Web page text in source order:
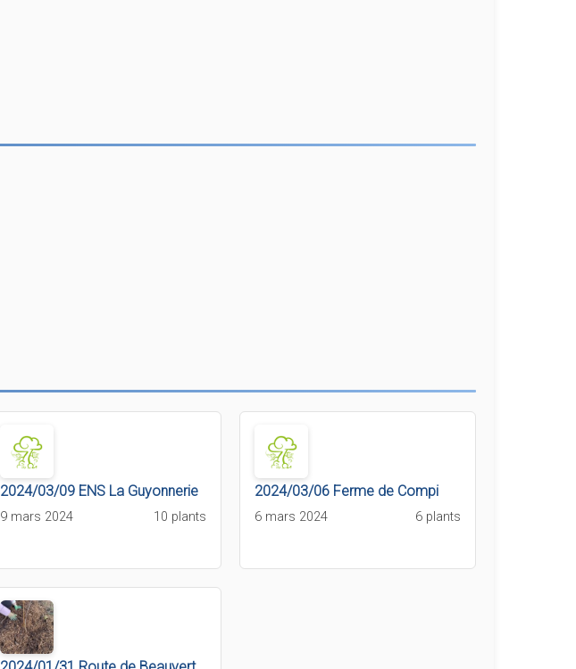
2024/03/09 ENS La Guyonnerie
9 mars 2024 10 plants
2024/03/06 Ferme de Compi
6 mars 2024 6 plants